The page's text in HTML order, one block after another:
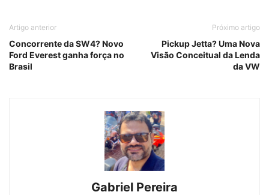
Artigo anterior
Concorrente da SW4? Novo
Ford Everest ganha força no
Brasil
Próximo artigo
Pickup Jetta? Uma Nova
Visão Conceitual da Lenda
da VW
Gabriel Pereira